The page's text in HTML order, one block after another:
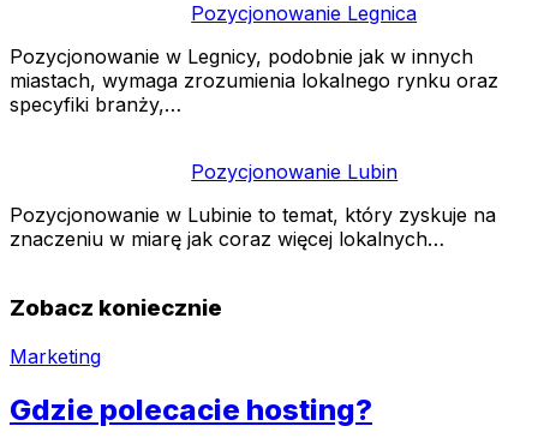
Pozycjonowanie Legnica
Pozycjonowanie w Legnicy, podobnie jak w innych
miastach, wymaga zrozumienia lokalnego rynku oraz
specyfiki branży,…
Pozycjonowanie Lubin
Pozycjonowanie w Lubinie to temat, który zyskuje na
znaczeniu w miarę jak coraz więcej lokalnych…
Zobacz koniecznie
Marketing
Gdzie polecacie hosting?